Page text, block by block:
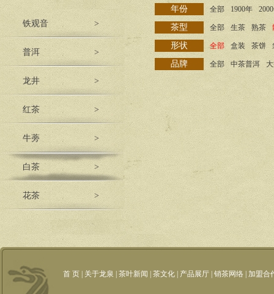
铁观音 >
普洱 >
龙井 >
红茶 >
牛蒡 >
白茶 >
花茶 >
年份 全部 1900年
茶型 全部 生茶 熟茶
形状 全部 盒装 茶饼
品牌 全部 中茶普洱
首 页 关于龙泉 茶叶新闻 茶文化 产品展厅 销茶网络 加盟合